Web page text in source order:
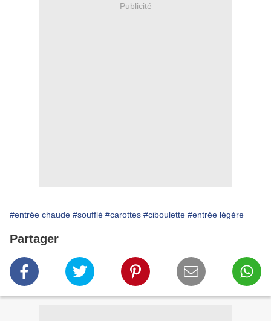
Publicité
#entrée chaude #soufflé #carottes #ciboulette #entrée légère
Partager